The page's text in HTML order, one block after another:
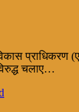
प्राधिकरण
चलाए…